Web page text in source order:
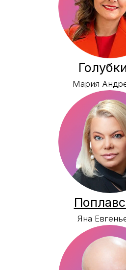
Лаврик
Тамара Олеговна
Виноградов
Сергей Сергеевич
Карбы
Марианна Мартовна